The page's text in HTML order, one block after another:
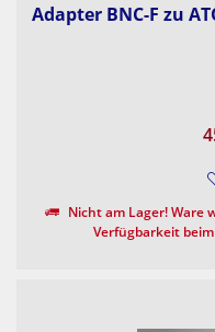
Adapter BNC-F zu
Nicht am Lager! Ware
Verfügbarkeit